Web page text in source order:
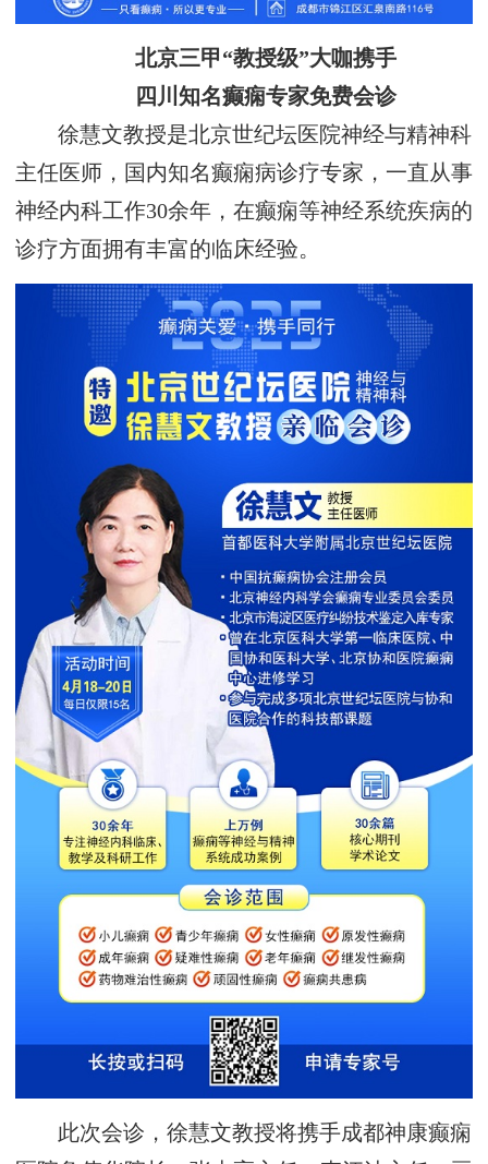
北京三甲“教授级”大咖携手
四川知名癫痫专家免费会诊
徐慧文教授是北京世纪坛医院神经与精神科
主任医师，国内知名癫痫病诊疗专家，一直从事
神经内科工作30余年，在癫痫等神经系统疾病的
诊疗方面拥有丰富的临床经验。
此次会诊，徐慧文教授将携手成都神康癫痫